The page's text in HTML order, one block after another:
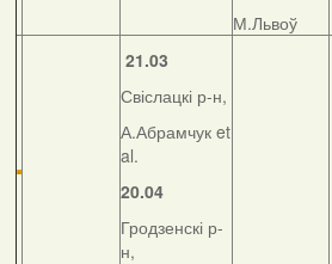
М.Львоў
21.03
Свіслацкі р-н,
А.Абрамчук et
al.
20.04
Гродзенскі р-
н,